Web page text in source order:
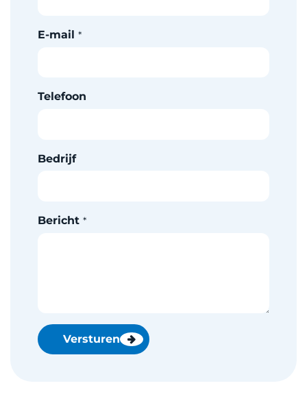
E-mail *
Telefoon
Bedrijf
Bericht *
Versturen